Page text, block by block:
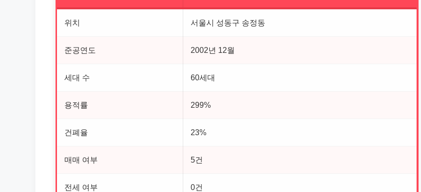
위치 서울시 성동구 송정동
준공연도 2002년 12월
세대 수 60세대
용적률 299%
건폐율 23%
매매 여부 5건
전세 여부 0건